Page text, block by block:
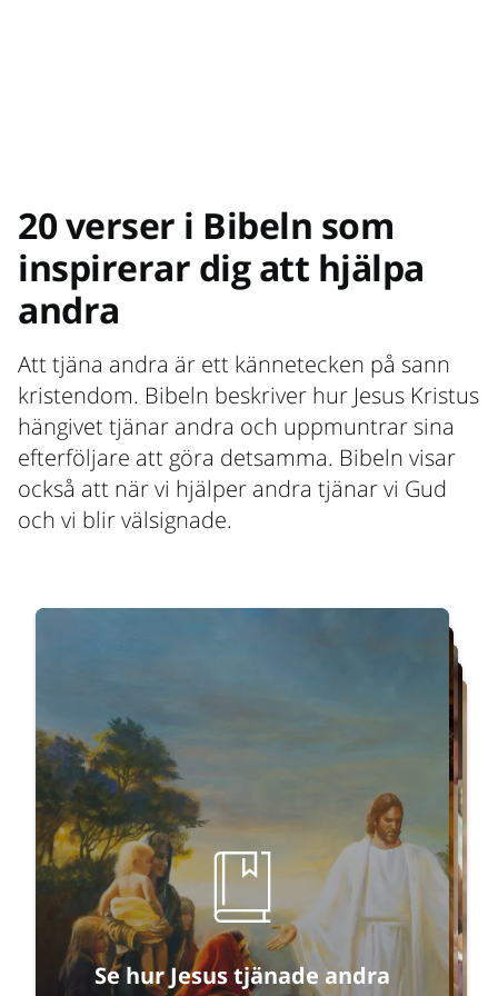
20 verser i Bibeln som
inspirerar dig att hjälpa
andra
Att tjäna andra är ett kännetecken på sann
kristendom. Bibeln beskriver hur Jesus Kristus
hängivet tjänar andra och uppmuntrar sina
efterföljare att göra detsamma. Bibeln visar
också att när vi hjälper andra tjänar vi Gud
och vi blir välsignade.
Se hur Jesus tjänade andra